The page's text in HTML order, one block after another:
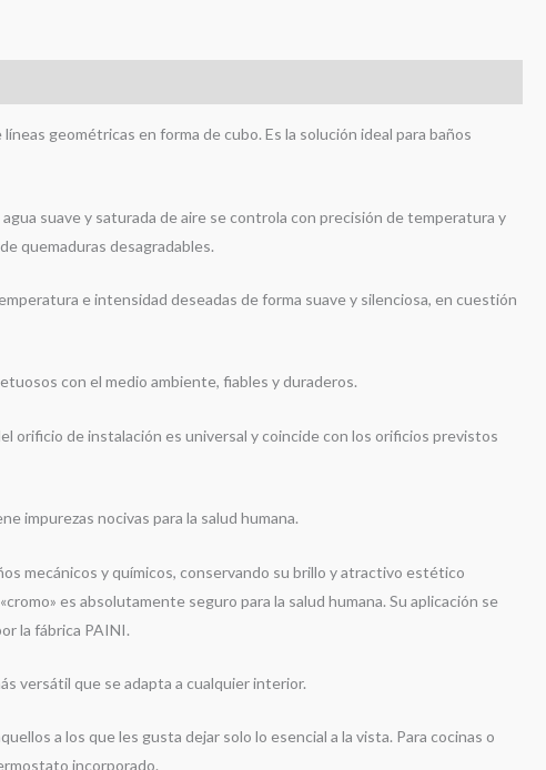
geométricas en forma de cubo. Es la solución ideal para baños
suave y saturada de aire se controla con precisión de temperatura y
quemaduras desagradables.
e intensidad deseadas de forma suave y silenciosa, en cuestión
con el medio ambiente, fiables y duraderos.
orificio de instalación es universal y coincide con los orificios previstos
impurezas nocivas para la salud humana.
mecánicos y químicos, conservando su brillo y atractivo estético
es absolutamente seguro para la salud humana. Su aplicación se
la fábrica PAINI.
versátil que se adapta a cualquier interior.
a los que les gusta dejar solo lo esencial a la vista. Para cocinas o
incorporado.